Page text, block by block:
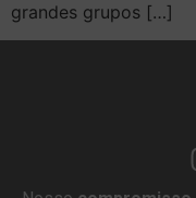
grandes grupos […]